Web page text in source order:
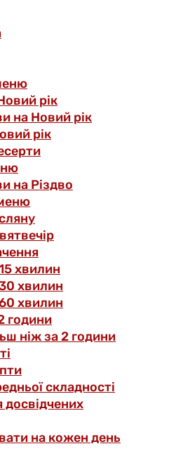
рік
на Новий рік
рік
на Різдво
хвилин
хвилин
хвилин
години
ніж за 2 години
складності
досвідчених
на кожен день